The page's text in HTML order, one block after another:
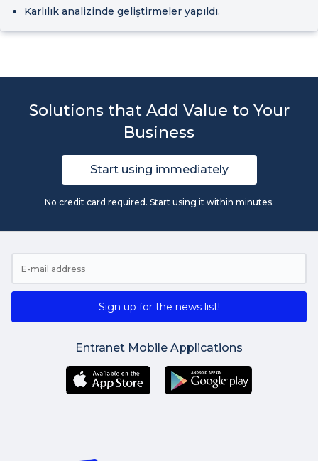
Karlılık analizinde geliştirmeler yapıldı.
Solutions that Add Value to Your
Business
Start using immediately
No credit card required. Start using it within minutes.
Sign up for the news list!
Entranet Mobile Applications